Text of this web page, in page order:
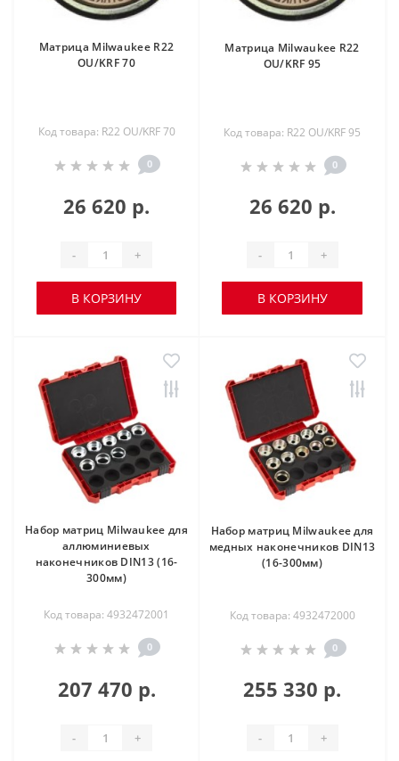
Матрица Milwaukee R22
OU/KRF 70
Код товара: R22 OU/KRF 70
0
26 620 р.
- +
В КОРЗИНУ
Матрица Milwaukee R22
OU/KRF 95
Код товара: R22 OU/KRF 95
0
26 620 р.
- +
В КОРЗИНУ
Набор матриц Milwaukee для
аллюминиевых
наконечников DIN13 (16-
300мм)
Код товара: 4932472001
0
207 470 р.
- +
Набор матриц Milwaukee для
медных наконечников DIN13
(16-300мм)
Код товара: 4932472000
0
255 330 р.
- +